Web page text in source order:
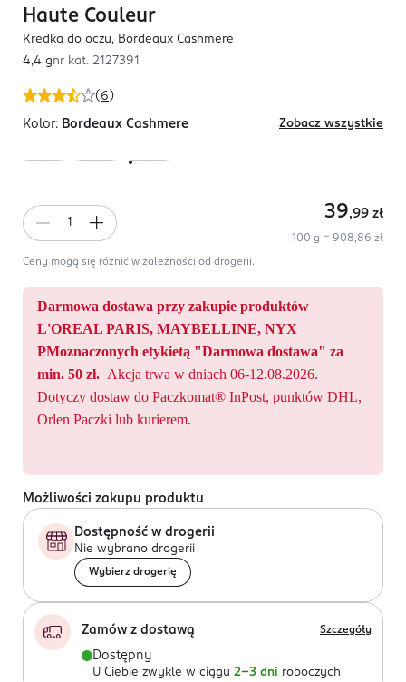
( 6 )
Haute Couleur
Kredka do oczu, Bordeaux Cashmere
4,4 gnr kat. 2127391
Kolor: Bordeaux Cashmere Zobacz wszystkie
39,99 zł
100 g = 908,86 zł
Ceny mogą się różnić w zależności od drogerii.
Darmowa dostawa przy zakupie produktów
L'OREAL PARIS, MAYBELLINE, NYX
PMoznaczonych etykietą "Darmowa dostawa" za
min. 50 zł. Akcja trwa w dniach 06-12.08.2026.
Dotyczy dostaw do Paczkomat® InPost, punktów DHL,
Orlen Paczki lub kurierem.
Możliwości zakupu produktu
Dostępność w drogerii
Nie wybrano drogerii
Wybierz drogerię
Zamów z dostawą Szczegóły
Dostępny
U Ciebie zwykle w ciągu 2-3 dni roboczych